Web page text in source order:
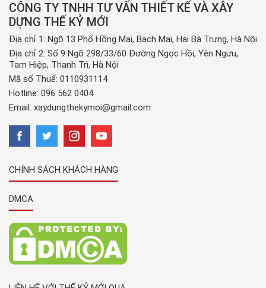
CÔNG TY TNHH TƯ VẤN THIẾT KẾ VÀ XÂY
DỰNG THẾ KỶ MỚI
Địa chỉ 1: Ngõ 13 Phố Hồng Mai, Bạch Mai, Hai Bà Trưng, Hà Nội
Địa chỉ 2: Số 9 Ngõ 298/33/60 Đường Ngọc Hồi, Yên Ngưu,
Tam Hiệp, Thanh Trì, Hà Nội
Mã số Thuế: 0110931114
Hotline: 096 562 0404
Email: xaydungthekymoi@gmail.com
CHÍNH SÁCH KHÁCH HÀNG
DMCA